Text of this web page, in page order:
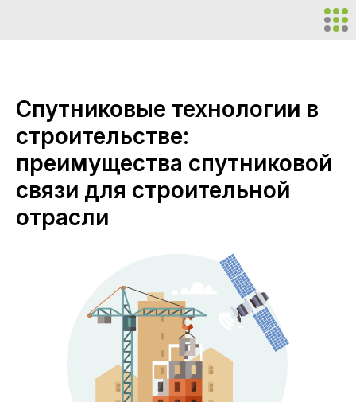
Спутниковые технологии в
строительстве:
преимущества спутниковой
связи для строительной
отрасли